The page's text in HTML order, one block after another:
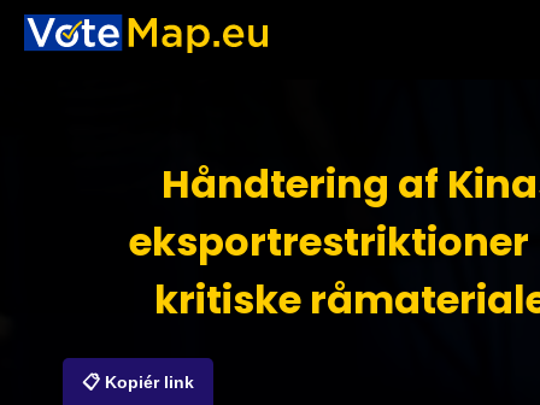
Håndtering af
eksportrestriktioner
kritiske
📋 Kopiér link